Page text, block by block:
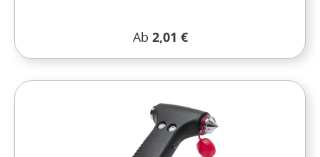
Regulärer Preis:
Ab 2,01 €